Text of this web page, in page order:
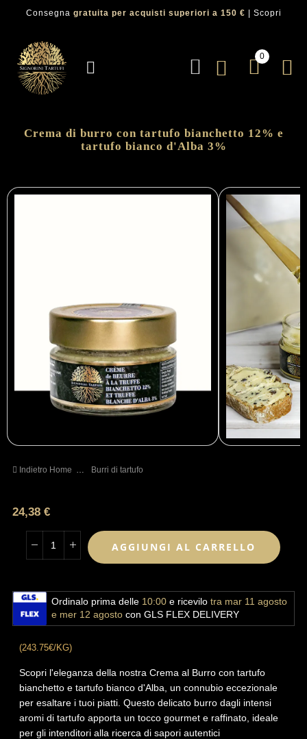
Consegna gratuita per acquisti superiori a 150 € Scopri
0
Crema di burro con tartufo bianchetto 12% e
tartufo bianco d'Alba 3%
Indietro Home … Burri di tartufo
24,38 €
AGGIUNGI AL CARRELLO
Ordinalo prima delle 10:00 e ricevilo tra mar 11 agosto
e mer 12 agosto con GLS FLEX DELIVERY
(243.75€/KG)
Scopri l'eleganza della nostra Crema al Burro con tartufo
bianchetto e tartufo bianco d'Alba, un connubio eccezionale
per esaltare i tuoi piatti. Questo delicato burro dagli intensi
aromi di tartufo apporta un tocco gourmet e raffinato, ideale
per gli intenditori alla ricerca di sapori autentici